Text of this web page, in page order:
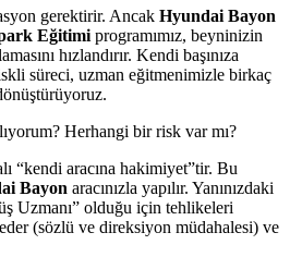
gerektirir. Ancak Hyundai Bayon
Eğitimi programımız, beyninizin
hızlandırır. Kendi başınıza
süreci, uzman eğitmenimizle birkaç
Herhangi bir risk var mı?
“kendi aracına hakimiyet”tir. Bu
Bayon aracınızla yapılır. Yanınızdaki
Uzmanı” olduğu için tehlikeleri
(sözlü ve direksiyon müdahalesi) ve